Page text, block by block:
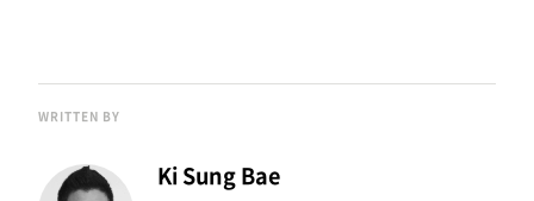
WRITTEN BY
Ki Sung Bae